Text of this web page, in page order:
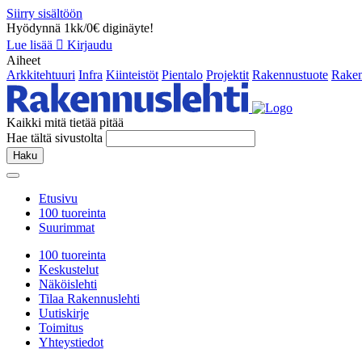
Siirry sisältöön
Hyödynnä 1kk/0€ diginäyte!
Lue lisää
Kirjaudu
Aiheet
Arkkitehtuuri Infra Kiinteistöt Pientalo Projektit Rakennustuote
Kaikki mitä tietää pitää
Hae tältä sivustolta
Haku
Etusivu
100 tuoreinta
Suurimmat
100 tuoreinta
Keskustelut
Näköislehti
Tilaa Rakennuslehti
Uutiskirje
Toimitus
Yhteystiedot